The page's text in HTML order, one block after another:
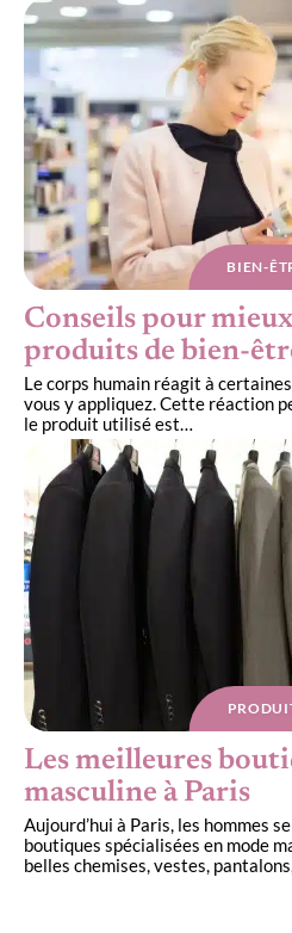
BIEN-
Conseils pour
produits de bien-
Le corps humain réagit à
vous y appliquez. Cette réaction
le produit utilisé est…
Les meilleures
masculine à Paris
Aujourd’hui à Paris, les hommes
boutiques spécialisées en mode
belles chemises, vestes,